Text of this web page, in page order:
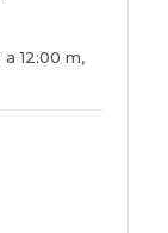
12:00 m,